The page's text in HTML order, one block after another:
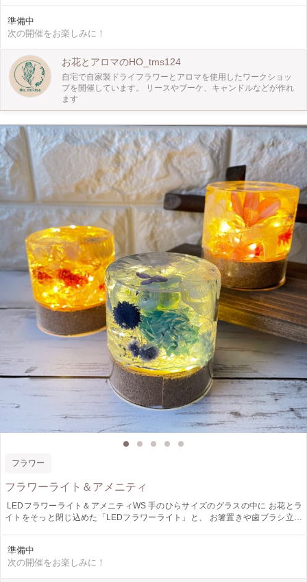
準備中
次の開催をお楽しみに！
お花とアロマのHO_tms124
自宅で自家製ドライフラワーとアロマを使用したワークショッ
プを開催しています。 リースやブーケ、キャンドルなどが作れ
ます
フラワー
フラワーライト＆アメニティ
⁡ LEDフラワーライト＆アメニティWS 手のひらサイズのグラスの中に お花とラ
イトをそっと閉じ込めた「LEDフラワーライト」と、 お箸置きや歯ブラシ立て
LEDライト 箸置き 歯ブラシ立て ※ご予約時にメニューのご提示をお願いいたし
ます※ フラワーライトの特徴 • フラワーライトは、インテリアとして飾れるかわ
準備中
次の開催をお楽しみに！